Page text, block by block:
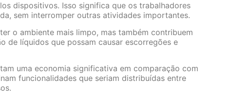
dispositivos. Isso significa que os trabalhadores
sem interromper outras atividades importantes.
o ambiente mais limpo, mas também contribuem
de líquidos que possam causar escorregões e
uma economia significativa em comparação com
funcionalidades que seriam distribuídas entre